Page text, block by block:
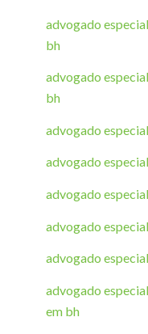
advogado
bh
advogado
bh
advogado
advogado
advogado
advogado
advogado
advogado
em bh